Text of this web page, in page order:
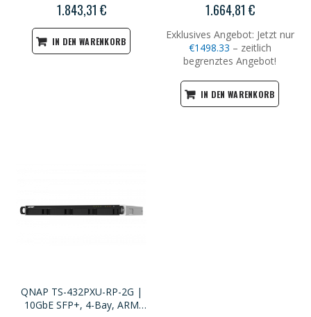
NAS
1.843,31 €
IN DEN WARENKORB
Redundant Power, 2U
Rackmount
1.664,81 €
Exklusives Angebot: Jetzt nur
€1498.33 – zeitlich
begrenztes Angebot!
IN DEN WARENKORB
QNAP TS-432PXU-RP-2G |
10GbE SFP+, 4-Bay, ARM